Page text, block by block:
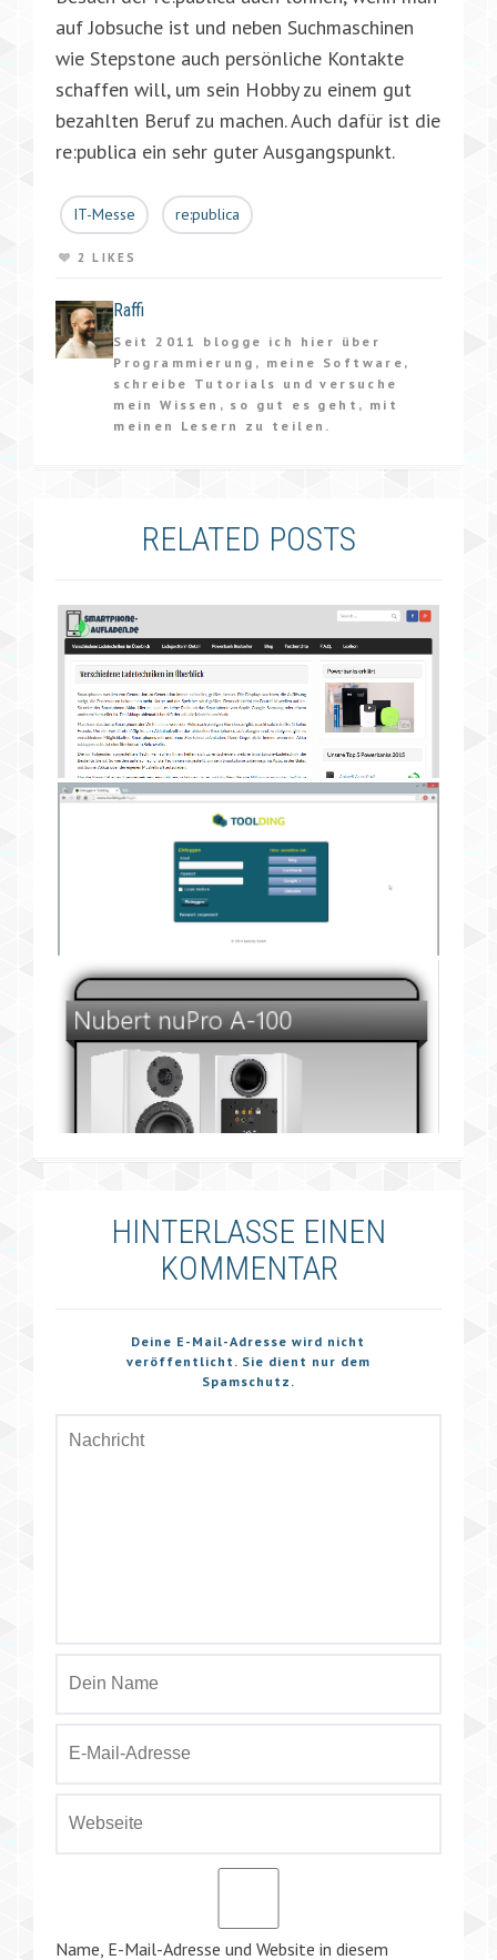
auf Jobsuche ist und neben Suchmaschinen
wie Stepstone auch persönliche Kontakte
schaffen will, um sein Hobby zu einem gut
bezahlten Beruf zu machen. Auch dafür ist die
re:publica ein sehr guter Ausgangspunkt.
IT-Messe re:publica
2 LIKES
Raffi
Seit 2011 blogge ich hier über
Programmierung, meine Software,
schreibe Tutorials und versuche
mein Wissen, so gut es geht, mit
meinen Lesern zu teilen.
RELATED POSTS
HINTERLASSE EINEN
KOMMENTAR
Deine E-Mail-Adresse wird nicht
veröffentlicht. Sie dient nur dem
Spamschutz.
Name, E-Mail-Adresse und Website in diesem